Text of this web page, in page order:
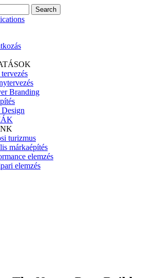
Search
Branding
Design
turizmus
márkaépítés
elemzés
elemzés